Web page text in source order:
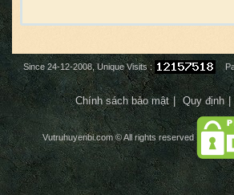
Since 24-12-2008, Unique Visits :
Chính sách bảo mật Quy định
Vutruhuyenbi.com© All rights reserved